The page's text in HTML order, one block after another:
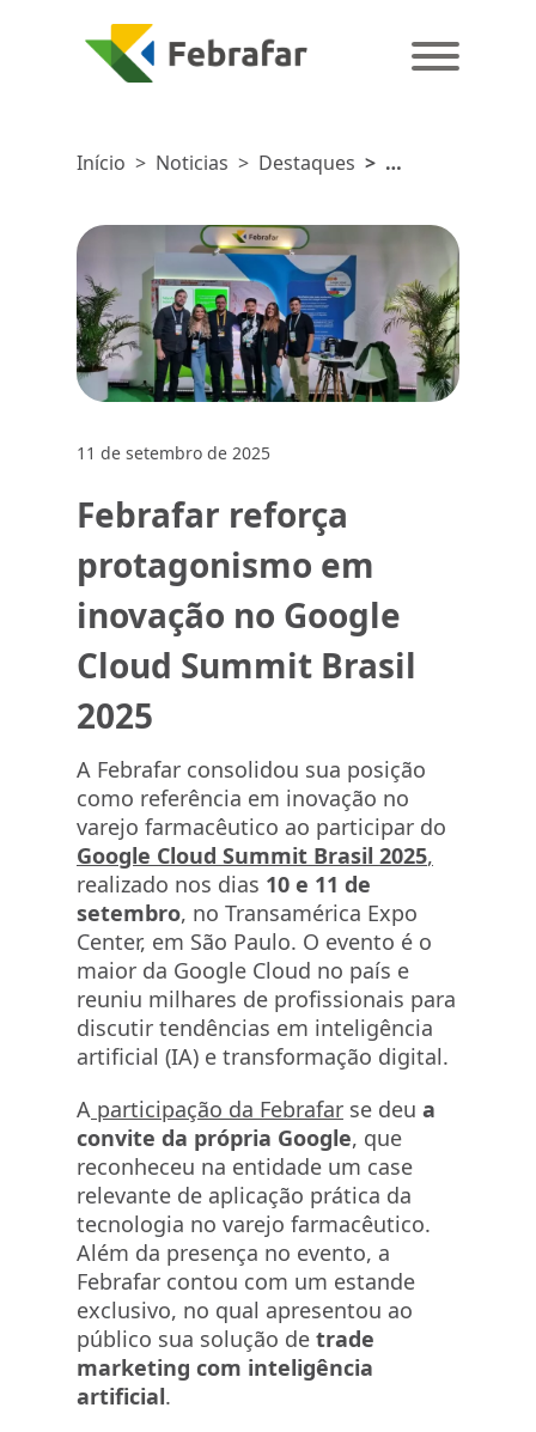
Início > Noticias > Destaques >
reforça
protagonismo
em
inovação
no Google
Cloud
Summit
11 de setembro de 2025
Febrafar reforça
protagonismo em
inovação no Google
Cloud Summit Brasil
2025
A Febrafar consolidou sua posição
como referência em inovação no
varejo farmacêutico ao participar do
Google Cloud Summit Brasil 2025,
realizado nos dias 10 e 11 de
setembro, no Transamérica Expo
Center, em São Paulo. O evento é o
maior da Google Cloud no país e
reuniu milhares de profissionais para
discutir tendências em inteligência
artificial (IA) e transformação digital.
A participação da Febrafar se deu a
convite da própria Google, que
reconheceu na entidade um case
relevante de aplicação prática da
tecnologia no varejo farmacêutico.
Além da presença no evento, a
Febrafar contou com um estande
exclusivo, no qual apresentou ao
público sua solução de trade
marketing com inteligência
artificial.